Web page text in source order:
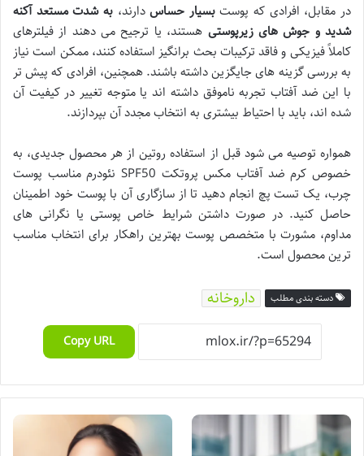
در مقابل، افرادی که پوستبسیار حساسدارند،به شدت مستعد آکنه
شدید و جوش های زیرپوستی هستند، یا ترجیح می دهند از فیلترهای
کاملاً فیزیکی و فاقد ترکیبات بحث برانگیز استفاده کنند، ممکن است نیاز
به بررسی گزینه های جایگزین داشته باشند. همچنین، افرادی که پیش تر
با این ضد آفتاب تجربه ناموفق داشته اند یا متوجه تغییر در کیفیت آن
شده اند، باید با احتیاط بیشتری به انتخاب مجدد آن بپردازند.
همواره توصیه می شود قبل از استفاده روتین از هر محصول جدیدی، به
خصوص کرم ضد آفتاب مکس پروتکت SPF50 نئودرم مناسب پوست
چرب، یک تست پچ انجام دهید تا از سازگاری آن با پوست خود اطمینان
حاصل کنید. در صورت داشتن شرایط خاص پوستی یا نگرانی های
مداوم، مشورت با متخصص پوست بهترین راهکار برای انتخاب مناسب
ترین محصول است.
دسته بندی مطلب داروخانه
Copy URL